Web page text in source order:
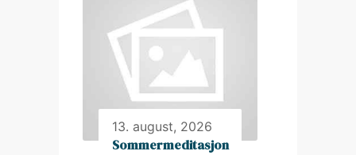
13. august, 2026
Sommermeditasjon